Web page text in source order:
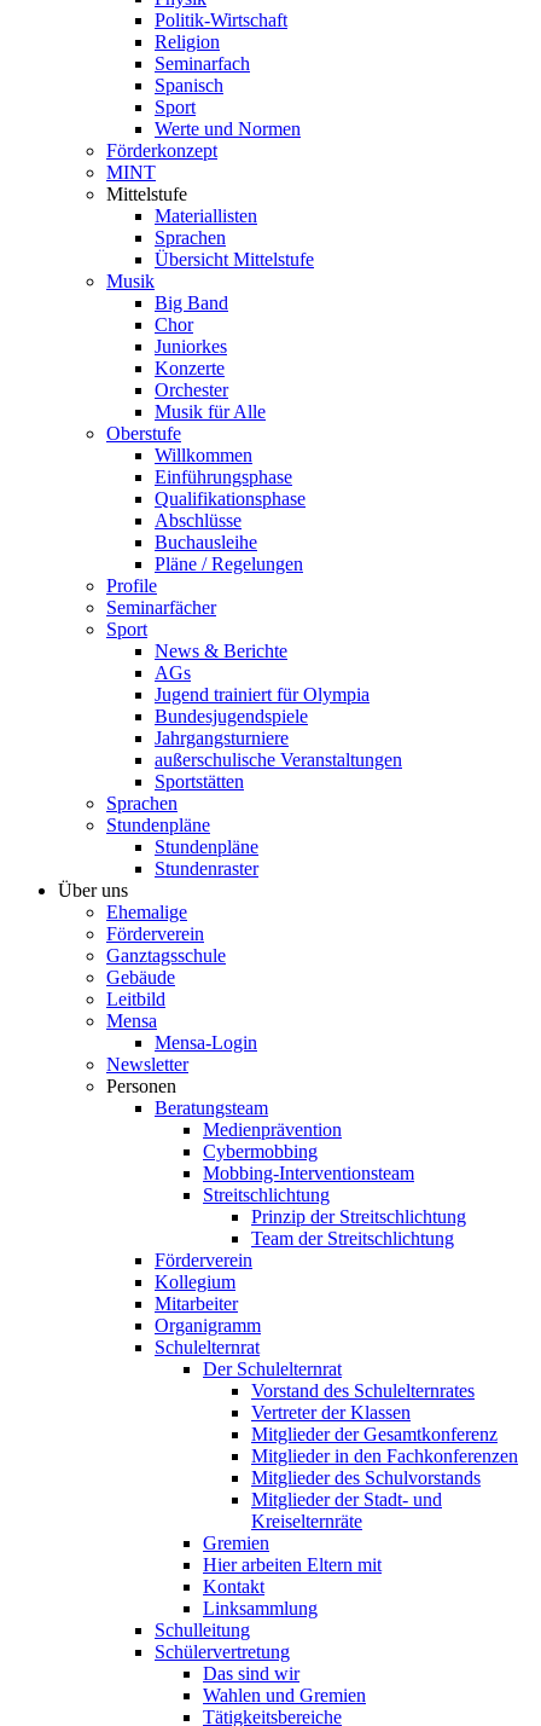
Politik-Wirtschaft
Religion
Seminarfach
Spanisch
Sport
Werte und Normen
Förderkonzept
MINT
Mittelstufe
Materiallisten
Sprachen
Übersicht Mittelstufe
Musik
Big Band
Chor
Juniorkes
Konzerte
Orchester
Musik für Alle
Oberstufe
Willkommen
Einführungsphase
Qualifikationsphase
Abschlüsse
Buchausleihe
Pläne / Regelungen
Profile
Seminarfächer
Sport
News & Berichte
AGs
Jugend trainiert für Olympia
Bundesjugendspiele
Jahrgangsturniere
außerschulische Veranstaltungen
Sportstätten
Sprachen
Stundenpläne
Stundenpläne
Stundenraster
Über uns
Ehemalige
Förderverein
Ganztagsschule
Gebäude
Leitbild
Mensa
Mensa-Login
Newsletter
Personen
Beratungsteam
Medienprävention
Cybermobbing
Mobbing-Interventionsteam
Streitschlichtung
Prinzip der Streitschlichtung
Team der Streitschlichtung
Förderverein
Kollegium
Mitarbeiter
Organigramm
Schulelternrat
Der Schulelternrat
Vorstand des Schulelternrates
Vertreter der Klassen
Mitglieder der Gesamtkonferenz
Mitglieder in den Fachkonferenzen
Mitglieder des Schulvorstands
Mitglieder der Stadt- und
Kreiselternräte
Gremien
Hier arbeiten Eltern mit
Kontakt
Linksammlung
Schulleitung
Schülervertretung
Das sind wir
Wahlen und Gremien
Tätigkeitsbereiche